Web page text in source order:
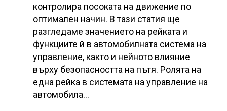
контролира посоката на движение по
оптимален начин. В тази статия ще
разгледаме значението на рейката и
функциите й в автомобилната система на
управление, както и нейното влияние
върху безопасността на пътя. Ролята на
една рейка в системата на управление на
автомобила…